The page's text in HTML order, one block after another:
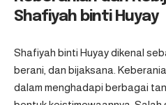
Shafiyah binti Huyay
Shafiyah binti Huyay dikenal
berani, dan bijaksana.
dalam menghadapi berbagai